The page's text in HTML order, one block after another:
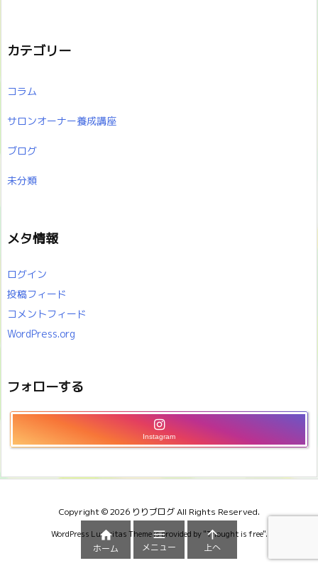
カテゴリー
コラム
サロンオーナー養成講座
ブログ
未分類
メタ情報
ログイン
投稿フィード
コメントフィード
WordPress.org
フォローする
Instagram
Copyright ©2026 りりブログAll Rights Reserved.
WordPress Luxeritas Theme is provided by "Thought is free".

ホーム

メニュー

上へ